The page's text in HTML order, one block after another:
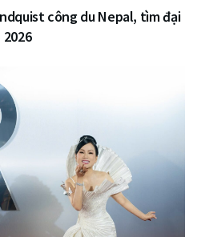
công du Nepal, tìm đại